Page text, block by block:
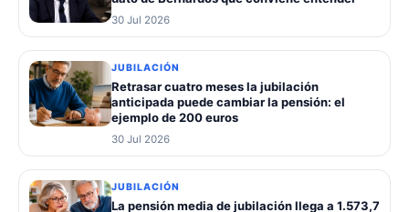
30 Jul 2026
JUBILACIÓN
Retrasar cuatro meses la jubilación
anticipada puede cambiar la pensión: el
ejemplo de 200 euros
30 Jul 2026
JUBILACIÓN
La pensión media de jubilación llega a 1.573,7